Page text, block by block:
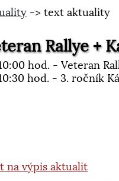
-> text aktuality
Rallye +
hod. - Veteran
hod. - 3. ročník
na výpis aktualit